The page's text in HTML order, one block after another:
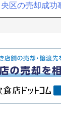
区の売却成功